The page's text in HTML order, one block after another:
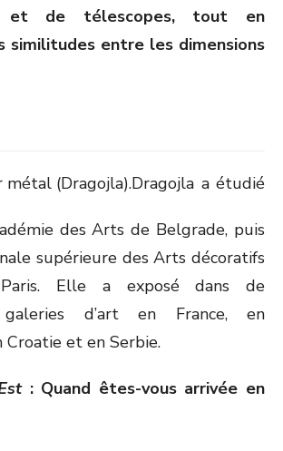
et de télescopes, tout en
similitudes entre les dimensions
Dragojla a étudié
des Arts de Belgrade, puis
supérieure des Arts décoratifs
Elle a exposé dans de
galeries d’art en France, en
Croatie et en Serbie.
: Quand êtes-vous arrivée en